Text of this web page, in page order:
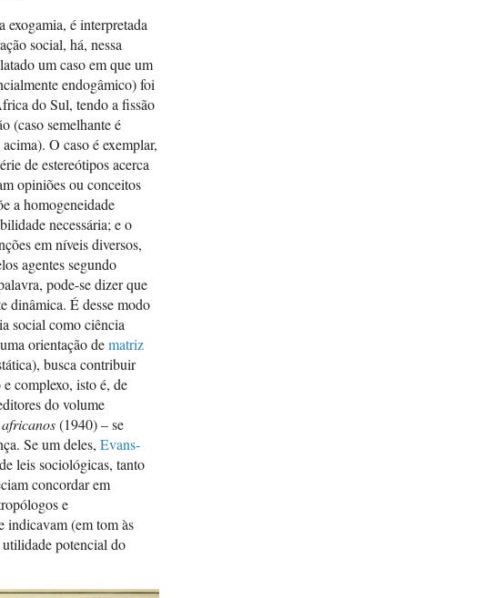
exogamia, é interpretada
social, há, nessa
um caso em que um
endogâmico) foi
do Sul, tendo a fissão
(caso semelhante é
O caso é exemplar,
de estereótipos acerca
opiniões ou conceitos
a homogeneidade
necessária; e o
em níveis diversos,
agentes segundo
pode-se dizer que
dinâmica. É desse modo
social como ciência
orientação dematriz
busca contribuir
complexo, isto é, de
do volume
(1940) – se
Se um deles, Evans-
leis sociológicas, tanto
concordar em
e
indicavam (em tom às
potencial do